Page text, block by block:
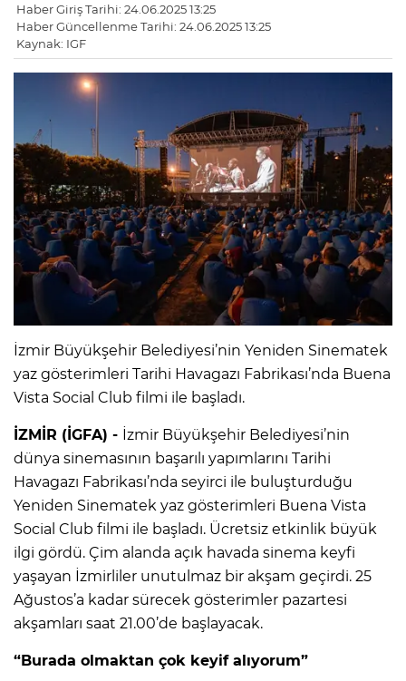
Haber Giriş Tarihi: 24.06.2025 13:25
Haber Güncellenme Tarihi: 24.06.2025 13:25
Kaynak: IGF
İzmir Büyükşehir Belediyesi’nin Yeniden Sinematek
yaz gösterimleri Tarihi Havagazı Fabrikası’nda Buena
Vista Social Club filmi ile başladı.
İZMİR (İGFA) - İzmir Büyükşehir Belediyesi’nin
dünya sinemasının başarılı yapımlarını Tarihi
Havagazı Fabrikası’nda seyirci ile buluşturduğu
Yeniden Sinematek yaz gösterimleri Buena Vista
Social Club filmi ile başladı. Ücretsiz etkinlik büyük
ilgi gördü. Çim alanda açık havada sinema keyfi
yaşayan İzmirliler unutulmaz bir akşam geçirdi. 25
Ağustos’a kadar sürecek gösterimler pazartesi
akşamları saat 21.00’de başlayacak.
“Burada olmaktan çok keyif alıyorum”